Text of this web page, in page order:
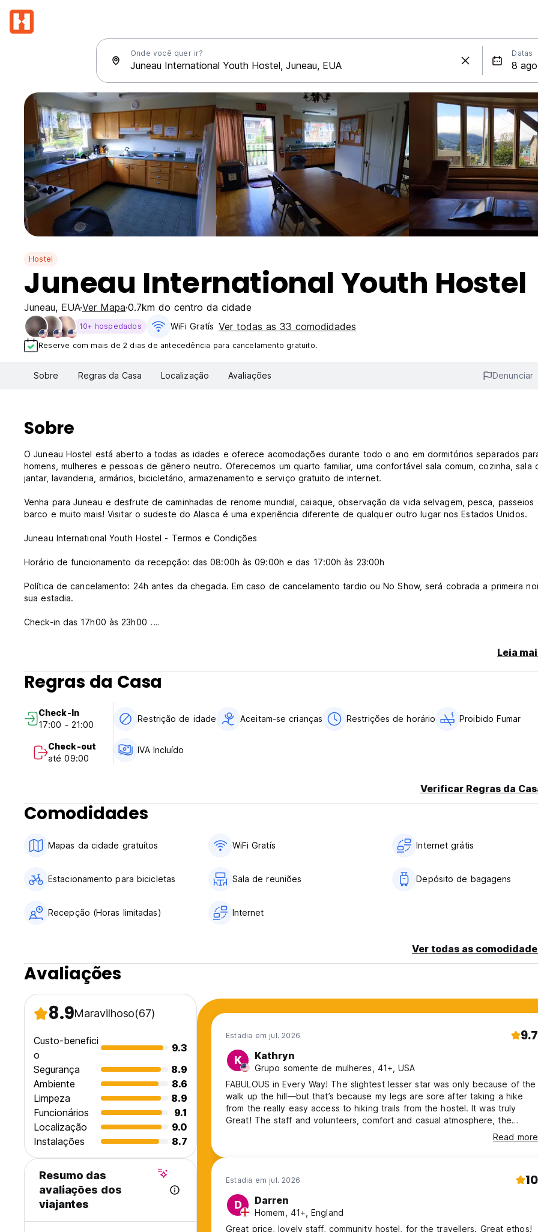
Onde você quer ir? Datas
Hostel
Juneau International Youth Hostel
Juneau, EUA Ver Mapa 0.7km do centro da cidade
10+ hospedados WiFi Gratís Ver todas as 33 comodidades
Reserve com mais de 2 dias de antecedência para cancelamento gratuito.
Sobre Regras da Casa Localização Avaliações Denunciar
Sobre
O Juneau Hostel está aberto a todas as idades e oferece acomodações durante todo o ano em dormitórios separados
homens, mulheres e pessoas de gênero neutro. Oferecemos um quarto familiar, uma confortável sala comum, cozinha, sala
jantar, lavanderia, armários, bicicletário, armazenamento e serviço gratuito de internet.
Venha para Juneau e desfrute de caminhadas de renome mundial, caiaque, observação da vida selvagem, pesca, passeios
barco e muito mais! Visitar o sudeste do Alasca é uma experiência diferente de qualquer outro lugar nos Estados Unidos.
Juneau International Youth Hostel - Termos e Condições
Horário de funcionamento da recepção: das 08:00h às 09:00h e das 17:00h às 23:00h
Política de cancelamento: 24h antes da chegada. Em caso de cancelamento tardio ou No Show, será cobrada a primeira
sua estadia.
Check-in das 17h00 às 23h00 .
Impostos incluídos.
Café da manhã não incluído.
Em geral:
- Os hóspedes devem estar totalmente vacinados contra a COVID-19. Os cartões de vacinação deverão ser apresentados
- O Hostel solicita que os hóspedes realizem uma tarefa diária. As tarefas nunca demoram mais do que 5 ou 10 minutos e
a manter o Hostel barato para os hóspedes.
(Auto-translated from original language)
Leia
Regras da Casa
Check-In
17:00 - 21:00
Check-out
até 09:00
Restrição de idade Aceitam-se crianças Restrições de horário Proibido Fumar
IVA Incluído
Verificar Regras da
Comodidades
Mapas da cidade gratuítos WiFi Gratís Internet grátis
Estacionamento para bicicletas Sala de reuniões Depósito de bagagens
Recepção (Horas limitadas) Internet
Ver todas as
Avaliações
8.9Maravilhoso(67)
Custo-benefici
o
9.3
Segurança
8.9
Ambiente
8.6
Limpeza
8.9
Funcionários
9.1
Localização
9.0
Instalações
8.7
Resumo das
avaliações dos
viajantes
Estadia em jul. 2026 9.7
K Kathryn
Grupo somente de mulheres, 41+, USA
FABULOUS in Every Way! The slightest lesser star was only because of the
walk up the hill—but that’s because my legs are sore after taking a hike
from the really easy access to hiking trails from the hostel. It was truly
Great! The staff and volunteers, comfort and casual atmosphere, the
international crowd of travelers, the bathrooms, living room, kitchen and
extras like games and books, journal from travelers, and the security
Read more
Estadia em jul. 2026 10
D Darren
Homem, 41+, England
Great price, lovely staff, community hostel, for the travellers. Great ethos!